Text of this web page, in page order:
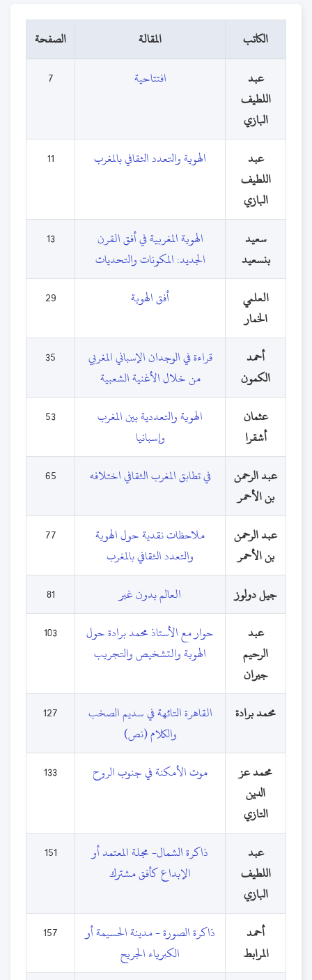
الكاتب المقالة
الصفحة
عبد
اللطيف
البازي
افتتاحية 7
عبد
اللطيف
البازي
الهوية والتعدد الثقافي بالمغرب 11
سعيد
بنسعيد
الهوية المغربية في أفق القرن
الجديد: المكونات والتحديات
13
العلمي
الخمار
أفق الهوية 29
أحمد
الكمون
قراءة في الوجدان الإسباني المغربي
من خلال الأغنية الشعبية
35
عثمان
أشقرا
الهوية والتعددية بين المغرب
وإسبانيا
53
عبد الرحمن
بن الأحمر
في تطابق المغرب الثقافي اختلافه 65
عبد الرحمن
بن الأحمر
ملاحظات نقدية حول الهوية
والتعدد الثقافي بالمغرب
77
جيل دولوز العالم بدون غير
81
عبد
الرحيم
جيران
حوار مع الأستاذ محمد برادة حول
الهوية والتشخيص والتجريب
103
محمد برادة
القاهرة التائهة في سديم الصخب
والكلام (نص)
127
محمد عز
الدين
التازي
موت الأمكنة في جنوب الروح 133
عبد
اللطيف
البازي
ذاكرة الشمال- مجلة المعتمد أو
الإبداع كأفق مشترك
151
أحمد
المرابط
ذاكرة الصورة - مدينة الحسيمة أو
الكبرياء الجريح
157